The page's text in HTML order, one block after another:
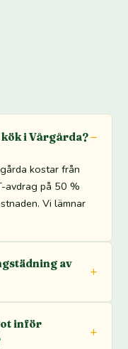
i Vårgårda?
kostar från
avdrag på 50 %
Vi lämnar
av
inför